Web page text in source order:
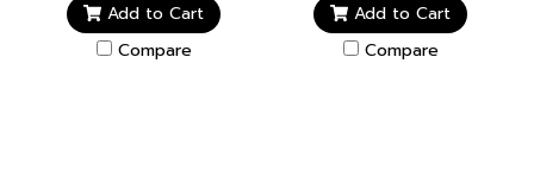
Add to Cart
Compare
Add to Cart
Compare